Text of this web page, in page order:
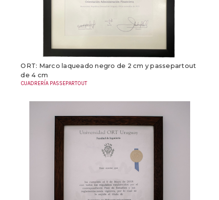
ORT: Marco laqueado negro de 2 cm y passepartout
de 4 cm
CUADRERÍA PASSEPARTOUT